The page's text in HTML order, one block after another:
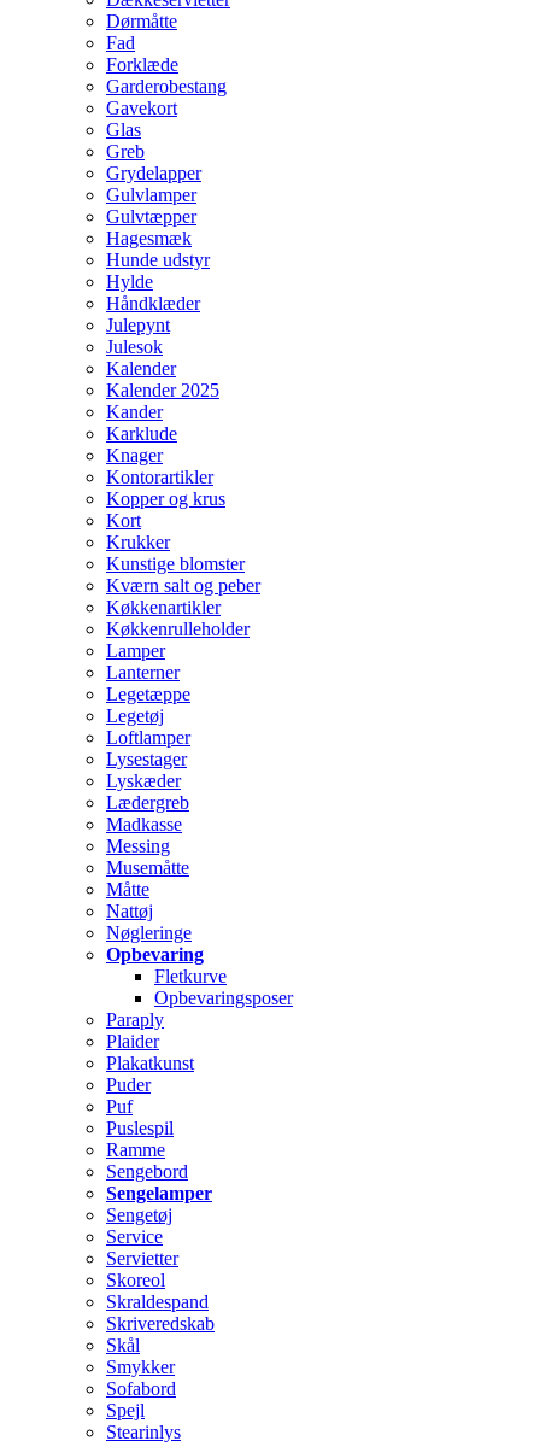
Dørmåtte
Fad
Forklæde
Garderobestang
Gavekort
Glas
Greb
Grydelapper
Gulvlamper
Gulvtæpper
Hagesmæk
Hunde udstyr
Hylde
Håndklæder
Julepynt
Julesok
Kalender
Kalender 2025
Kander
Karklude
Knager
Kontorartikler
Kopper og krus
Kort
Krukker
Kunstige blomster
Kværn salt og peber
Køkkenartikler
Køkkenrulleholder
Lamper
Lanterner
Legetæppe
Legetøj
Loftlamper
Lysestager
Lyskæder
Lædergreb
Madkasse
Messing
Musemåtte
Måtte
Nattøj
Nøgleringe
Opbevaring
Fletkurve
Opbevaringsposer
Paraply
Plaider
Plakatkunst
Puder
Puf
Puslespil
Ramme
Sengebord
Sengelamper
Sengetøj
Service
Servietter
Skoreol
Skraldespand
Skriveredskab
Skål
Smykker
Sofabord
Spejl
Stearinlys